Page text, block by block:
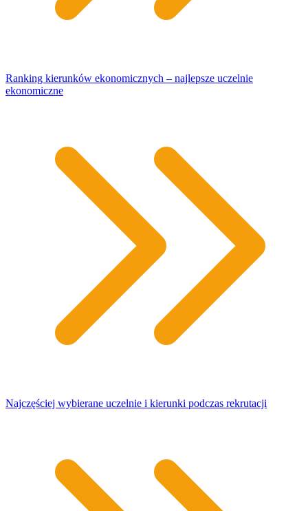
Ranking kierunków ekonomicznych – najlepsze uczelnie
ekonomiczne
Najczęściej wybierane uczelnie i kierunki podczas rekrutacji